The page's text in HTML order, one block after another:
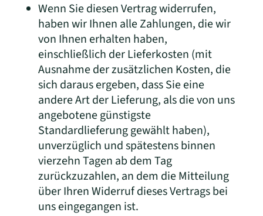
Wenn Sie diesen Vertrag widerrufen,
haben wir Ihnen alle Zahlungen, die wir
von Ihnen erhalten haben,
einschließlich der Lieferkosten (mit
Ausnahme der zusätzlichen Kosten, die
sich daraus ergeben, dass Sie eine
andere Art der Lieferung, als die von uns
angebotene günstigste
Standardlieferung gewählt haben),
unverzüglich und spätestens binnen
vierzehn Tagen ab dem Tag
zurückzuzahlen, an dem die Mitteilung
über Ihren Widerruf dieses Vertrags bei
uns eingegangen ist.